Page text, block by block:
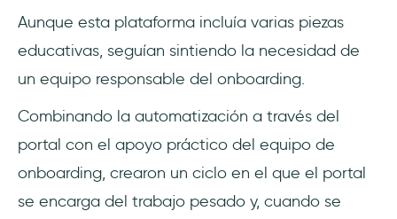
Aunque esta plataforma incluía varias piezas
educativas, seguían sintiendo la necesidad de
un equipo responsable del onboarding.
Combinando la automatización a través del
portal con el apoyo práctico del equipo de
onboarding, crearon un ciclo en el que el portal
se encarga del trabajo pesado y, cuando se